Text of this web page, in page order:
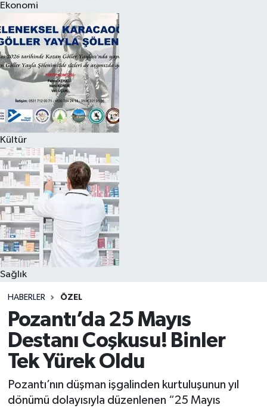
Ekonomi
Kültür
Sağlık
HABERLER ÖZEL
Pozantı’da 25 Mayıs
Destanı Coşkusu! Binler
Tek Yürek Oldu
Pozantı’nın düşman işgalinden kurtuluşunun yıl
dönümü dolayısıyla düzenlenen “25 Mayıs